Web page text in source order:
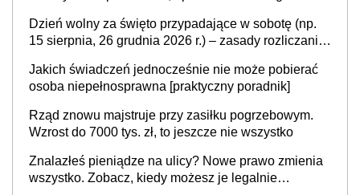
Dzień wolny za święto przypadające w sobotę (np.
15 sierpnia, 26 grudnia 2026 r.) – zasady rozliczania
i administracja publiczna), najczęstsze pytania
Jakich świadczeń jednocześnie nie może pobierać
osoba niepełnosprawna [praktyczny poradnik]
Rząd znowu majstruje przy zasiłku pogrzebowym.
Wzrost do 7000 tys. zł, to jeszcze nie wszystko
Znalazłeś pieniądze na ulicy? Nowe prawo zmienia
wszystko. Zobacz, kiedy możesz je legalnie